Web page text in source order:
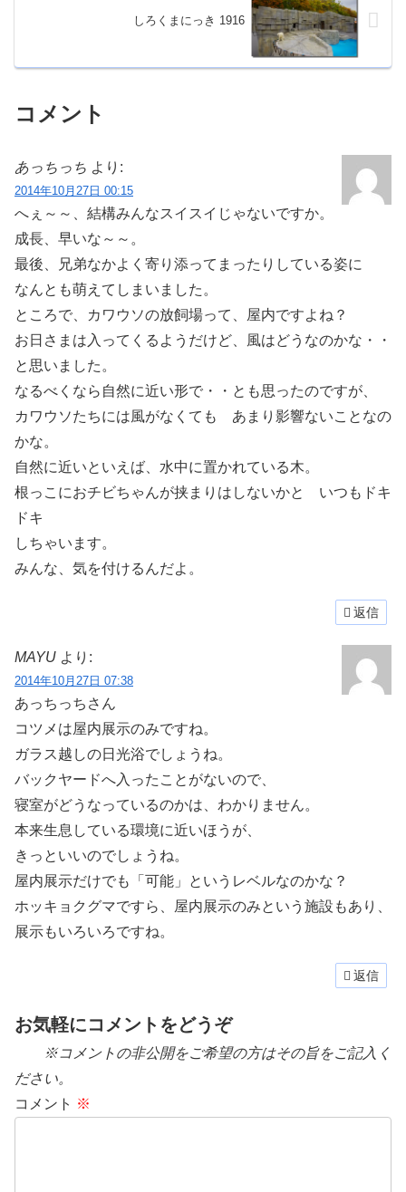
しろくまにっき 1916
コメント
あっちっち より:
2014年10月27日 00:15
へぇ～～、結構みんなスイスイじゃないですか。
成長、早いな～～。
最後、兄弟なかよく寄り添ってまったりしている姿に
なんとも萌えてしまいました。
ところで、カワウソの放飼場って、屋内ですよね？
お日さまは入ってくるようだけど、風はどうなのかな・・
と思いました。
なるべくなら自然に近い形で・・とも思ったのですが、
カワウソたちには風がなくても あまり影響ないことなの
かな。
自然に近いといえば、水中に置かれている木。
根っこにおチビちゃんが挟まりはしないかと いつもドキ
ドキ
しちゃいます。
みんな、気を付けるんだよ。
返信
MAYU より:
2014年10月27日 07:38
あっちっちさん
コツメは屋内展示のみですね。
ガラス越しの日光浴でしょうね。
バックヤードへ入ったことがないので、
寝室がどうなっているのかは、わかりません。
本来生息している環境に近いほうが、
きっといいのでしょうね。
屋内展示だけでも「可能」というレベルなのかな？
ホッキョクグマですら、屋内展示のみという施設もあり、
展示もいろいろですね。
返信
お気軽にコメントをどうぞ
※コメントの非公開をご希望の方はその旨をご記入く
ださい。
コメント ※